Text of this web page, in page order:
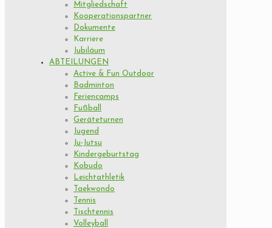
Mitgliedschaft
Kooperationspartner
Dokumente
Karriere
Jubiläum
ABTEILUNGEN
Active & Fun Outdoor
Badminton
Feriencamps
Fußball
Geräteturnen
Jugend
Ju-Jutsu
Kindergeburtstag
Kobudo
Leichtathletik
Taekwondo
Tennis
Tischtennis
Volleyball